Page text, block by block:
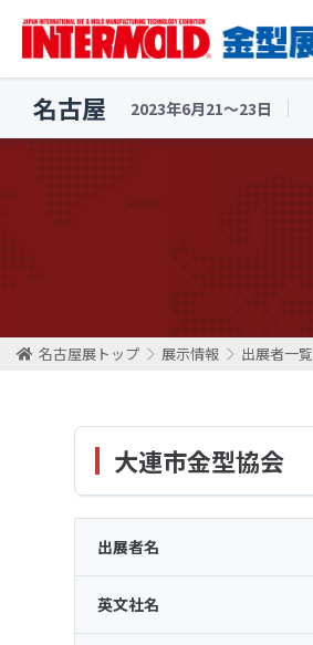
名古屋 2023年6月21〜23日
名古屋展トップ 展示情報 出展者一覧
大連市金型協会
出展者名
英文社名